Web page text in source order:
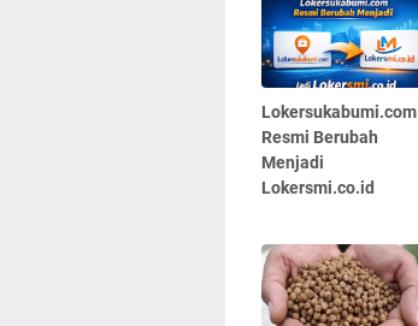
Lokersukabumi.com
Resmi Berubah
Menjadi
Lokersmi.co.id